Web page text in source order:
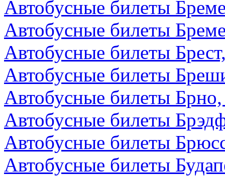
Автобусные билеты
Автобусные билеты
Автобусные билеты
Автобусные билеты
Автобусные билеты
Автобусные билеты
Автобусные билеты
Автобусные билеты